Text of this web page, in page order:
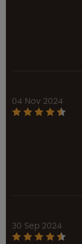
04 Nov 2024
30 Sep 2024